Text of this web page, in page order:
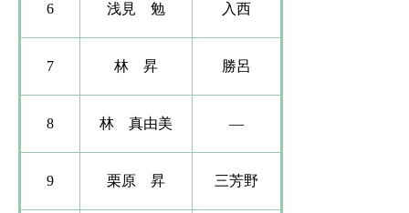
6 ​​浅見 勉​ 入西
7 林 昇​​ 勝呂
8 ​林 真由美​​ ―
9 栗原 昇​​ 三芳野